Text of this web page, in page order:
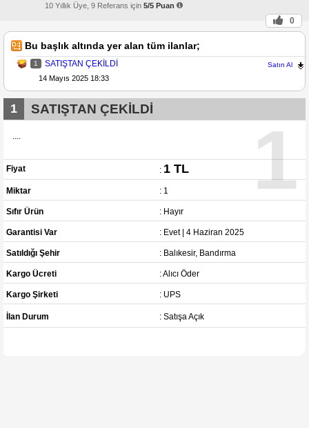
10 Yıllık Üye, 9 Referans için 5/5 Puan
0
Bu başlık altında yer alan tüm ilanlar;
1 SATIŞTAN ÇEKİLDİ Satın Al
14 Mayıs 2025 18:33
1
1 SATIŞTAN ÇEKİLDİ
Fiyat : 1 TL
Miktar : 1
Sıfır Ürün : Hayır
Garantisi Var : Evet | 4 Haziran 2025
Satıldığı Şehir : Balıkesir, Bandırma
Kargo Ücreti : Alıcı Öder
Kargo Şirketi : UPS
İlan Durum : Satışa Açık